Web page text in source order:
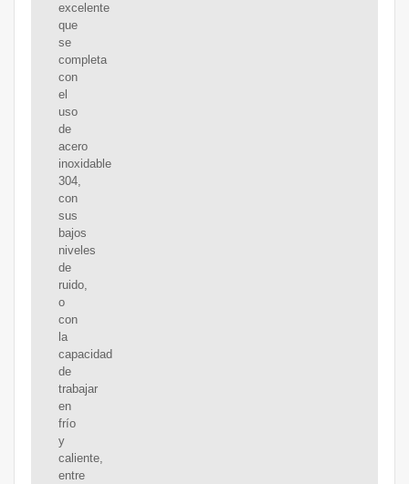
excelente
que
se
completa
con
el
uso
de
acero
inoxidable
304,
con
sus
bajos
niveles
de
ruido,
o
con
la
capacidad
de
trabajar
en
frío
y
caliente,
entre